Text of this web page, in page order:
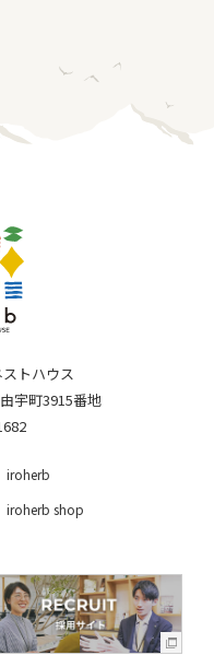
トハウス
宇町3915番地
iroherb
iroherb shop